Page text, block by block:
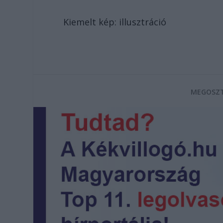
Kiemelt kép: illusztráció